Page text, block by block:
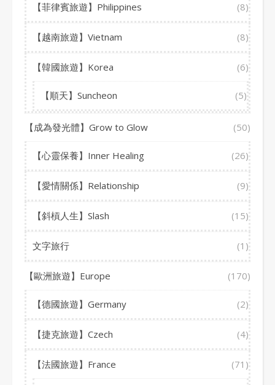
【菲律賓旅遊】Philippines (8)
【越南旅遊】Vietnam (8)
【韓國旅遊】Korea (6)
【順天】Suncheon (5)
【成為發光體】Grow to Glow (50)
【心靈保養】Inner Healing (26)
【愛情關係】Relationship (9)
【斜槓人生】Slash (15)
文字旅行 (1)
【歐洲旅遊】Europe (170)
【德國旅遊】Germany (2)
【捷克旅遊】Czech (4)
【法國旅遊】France (71)